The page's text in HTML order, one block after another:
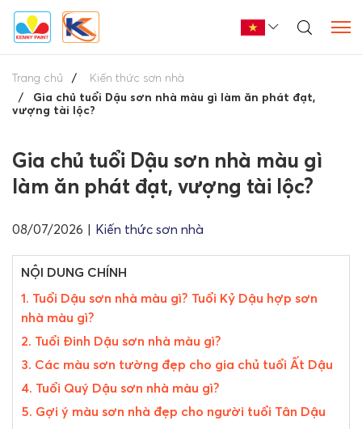
Trang chủ
Kiến thức sơn nhà
Gia chủ tuổi Dậu sơn nhà màu gì làm ăn phát đạt,
vượng tài lộc?
Gia chủ tuổi Dậu sơn nhà màu gì
làm ăn phát đạt, vượng tài lộc?
08/07/2026 | Kiến thức sơn nhà
NỘI DUNG CHÍNH
1. Tuổi Dậu sơn nhà màu gì? Tuổi Kỷ Dậu hợp sơn
nhà màu gì?
2. Tuổi Đinh Dậu sơn nhà màu gì?
3. Các màu sơn tường đẹp cho gia chủ tuổi Ất Dậu
4. Tuổi Quý Dậu sơn nhà màu gì?
5. Gợi ý màu sơn nhà đẹp cho người tuổi Tân Dậu